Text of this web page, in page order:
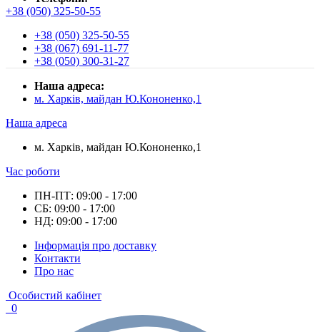
+38 (050) 325-50-55
+38 (050) 325-50-55
+38 (067) 691-11-77
+38 (050) 300-31-27
Наша адреса:
м. Харків, майдан Ю.Кононенко,1
Наша адреса
м. Харків, майдан Ю.Кононенко,1
Час роботи
ПН-ПТ: 09:00 - 17:00
СБ: 09:00 - 17:00
НД: 09:00 - 17:00
Інформація про доставку
Контакти
Про нас
Особистий кабінет
0